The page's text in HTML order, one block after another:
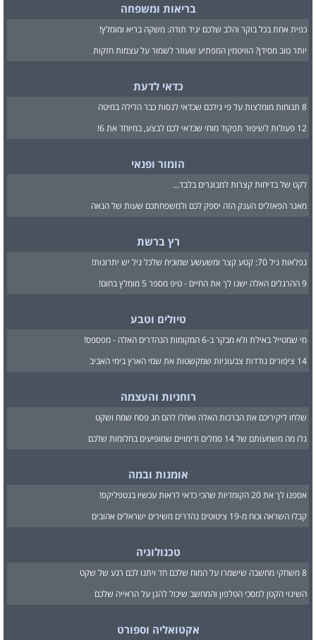
בריאות ומשפחה
כפית אחת בכל בוקר והלב שלכם יגיד תודה: משקה בריא ומומלץ!
יותר טוב מסידן? הוויטמין המפתיע שעוזר לשמור על עצמות חזקות
כדאי לדעת
8 תנוחות מומלצות על פי גילכם שכדאי לנסות כבר הלילה במיטה
12 פעולות לשיפור תפקוד מוחי שכדאי לכם לבצע, במיוחד את 6!
הומור ופנאי
לקט של בדיחות קצרות למבוגרים בלבד...
מאגר הפאזלים הענק הזה יספק לכם ולמשפחתכם שעות של הנאה
רץ ברשת
נפלאות גיל 70: קטע קצר ומשעשע שמוכיח שלכל גיל יש יתרונות!
9 ההרגלים האלה ישנו לך את החיים - טיפ מספר 5 מומלץ בחום!
טיולים וטבע
מי שמטייל באילת ולא מבקר ב-6 המקומות הנהדרים האלה - מפספס!
14 ציפורים נודדות צבעוניות שמקשטות את שמי הארץ בימי האביב
רוחניות והעצמה
שלחו ליקיריכם את הברכות האלה ואחלו להם חג פסח שמח ושקט
גלו מה משמעותם של 14 סמלים ודימויים שמופיעים בחלומות שלכם
אומנות ובמה
אספנו לך את 20 הקומדיות שהכי כדאי לראות עכשיו בנטפליקס!
קבלו השראה וכוח מ-19 ציטוטים נהדרים משירים ישראלים אהובים
טכנולוגיה
8 משחקי מחשבה שישמרו על המוח שלכם חד ויתנו לכם רגע של שקט
השינוי הקטן למסכי הטלפון והמחשב שיכול להגן על הראייה שלכם
אקטואליה וספורט